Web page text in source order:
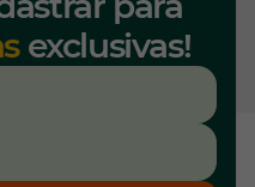
exclusivas!